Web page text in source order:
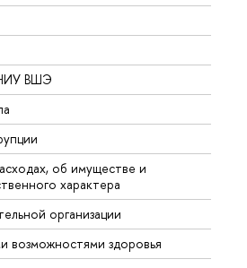
ВШЭ
об имуществе и
характера
организации
возможностями здоровья